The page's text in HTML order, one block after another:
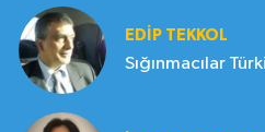
EDIP TEKKOL
Sığınmacılar